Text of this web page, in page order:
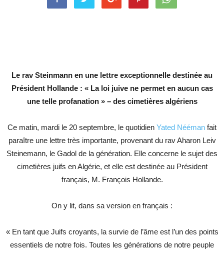
Le rav Steinmann en une lettre exceptionnelle destinée au
Président Hollande : « La loi juive ne permet en aucun cas
une telle profanation » – des cimetières algériens
Ce matin, mardi le 20 septembre, le quotidien Yated Nééman fait
paraître une lettre très importante, provenant du rav Aharon Leiv
Steinemann, le Gadol de la génération. Elle concerne le sujet des
cimetières juifs en Algérie, et elle est destinée au Président
français, M. François Hollande.
On y lit, dans sa version en français :
« En tant que Juifs croyants, la survie de l’âme est l’un des points
essentiels de notre fois. Toutes les générations de notre peuple